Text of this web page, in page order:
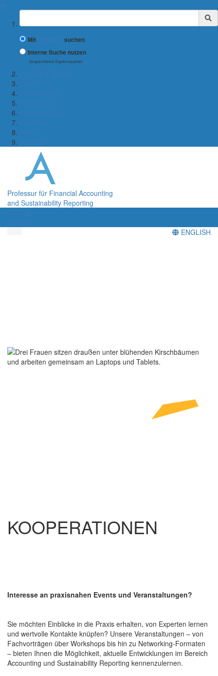
Suchbegriff
Mit
suchen
Interne Suche nutzen
(eingeschränkte Ergebnisqualität)
Professur für Financial Accounting
and Sustainability Reporting
ENGLISH
KOOPERATIONEN
Interesse an praxisnahen Events und Veranstaltungen?
Sie möchten Einblicke in die Praxis erhalten, von Experten lernen
und wertvolle Kontakte knüpfen? Unsere Veranstaltungen – von
Fachvorträgen über Workshops bis hin zu Networking-Formaten
– bieten Ihnen die Möglichkeit, aktuelle Entwicklungen im Bereich
Accounting und Sustainability Reporting kennenzulernen.